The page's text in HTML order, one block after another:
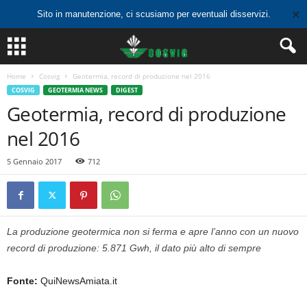
Sito in manutenzione, ci scusiamo per eventuali disservizi. ✕
Home Cosvig Geotermia, record di produzione nel 2016
COSVIG GEOTERMIA NEWS DIGEST
Geotermia, record di produzione
nel 2016
5 Gennaio 2017 712
La produzione geotermica non si ferma e apre l’anno con un nuovo
record di produzione: 5.871 Gwh, il dato più alto di sempre
Fonte: QuiNewsAmiata.it